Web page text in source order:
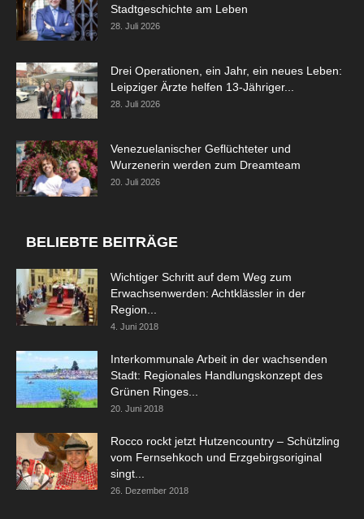
Stadtgeschichte am Leben
28. Juli 2026
Drei Operationen, ein Jahr, ein neues Leben:
Leipziger Ärzte helfen 13-Jähriger...
28. Juli 2026
Venezuelanischer Geflüchteter und
Wurzenerin werden zum Dreamteam
20. Juli 2026
BELIEBTE BEITRÄGE
Wichtiger Schritt auf dem Weg zum
Erwachsenwerden: Achtklässler in der
Region...
4. Juni 2018
Interkommunale Arbeit in der wachsenden
Stadt: Regionales Handlungskonzept des
Grünen Ringes...
20. Juni 2018
Rocco rockt jetzt Hutzencountry – Schützling
vom Fernsehkoch und Erzgebirgsoriginal
singt...
26. Dezember 2018